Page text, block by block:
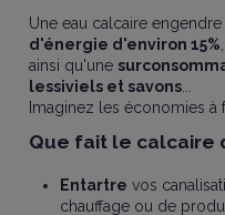
Une eau calcaire
d'énergie d'environ 15%
ainsi qu'une
lessiviels et savons
Imaginez les économies à
Que fait le calcaire
Entartre vos
chauffage ou de